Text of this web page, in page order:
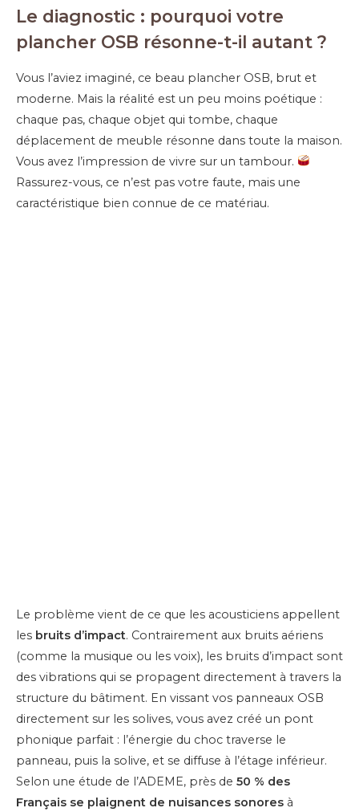
Le diagnostic : pourquoi votre
plancher OSB résonne-t-il autant ?
Vous l’aviez imaginé, ce beau plancher OSB, brut et
moderne. Mais la réalité est un peu moins poétique :
chaque pas, chaque objet qui tombe, chaque
déplacement de meuble résonne dans toute la maison.
Vous avez l’impression de vivre sur un tambour.
Rassurez-vous, ce n’est pas votre faute, mais une
caractéristique bien connue de ce matériau.
Le problème vient de ce que les acousticiens appellent
les bruits d’impact. Contrairement aux bruits aériens
(comme la musique ou les voix), les bruits d’impact sont
des vibrations qui se propagent directement à travers la
structure du bâtiment. En vissant vos panneaux OSB
directement sur les solives, vous avez créé un pont
phonique parfait : l’énergie du choc traverse le
panneau, puis la solive, et se diffuse à l’étage inférieur.
Selon une étude de l’ADEME, près de 50 % des
Français se plaignent de nuisances sonores à